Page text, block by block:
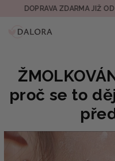
DOPRAVA ZDARMA JIŽ OD 1190
proč se to